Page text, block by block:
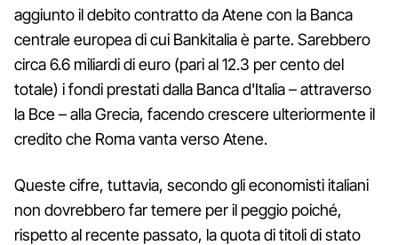
aggiunto il debito contratto da Atene con la Banca
centrale europea di cui Bankitalia è parte. Sarebbero
circa 6.6 miliardi di euro (pari al 12.3 per cento del
totale) i fondi prestati dalla Banca d'Italia – attraverso
la Bce – alla Grecia, facendo crescere ulteriormente il
credito che Roma vanta verso Atene.
Queste cifre, tuttavia, secondo gli economisti italiani
non dovrebbero far temere per il peggio poiché,
rispetto al recente passato, la quota di titoli di stato